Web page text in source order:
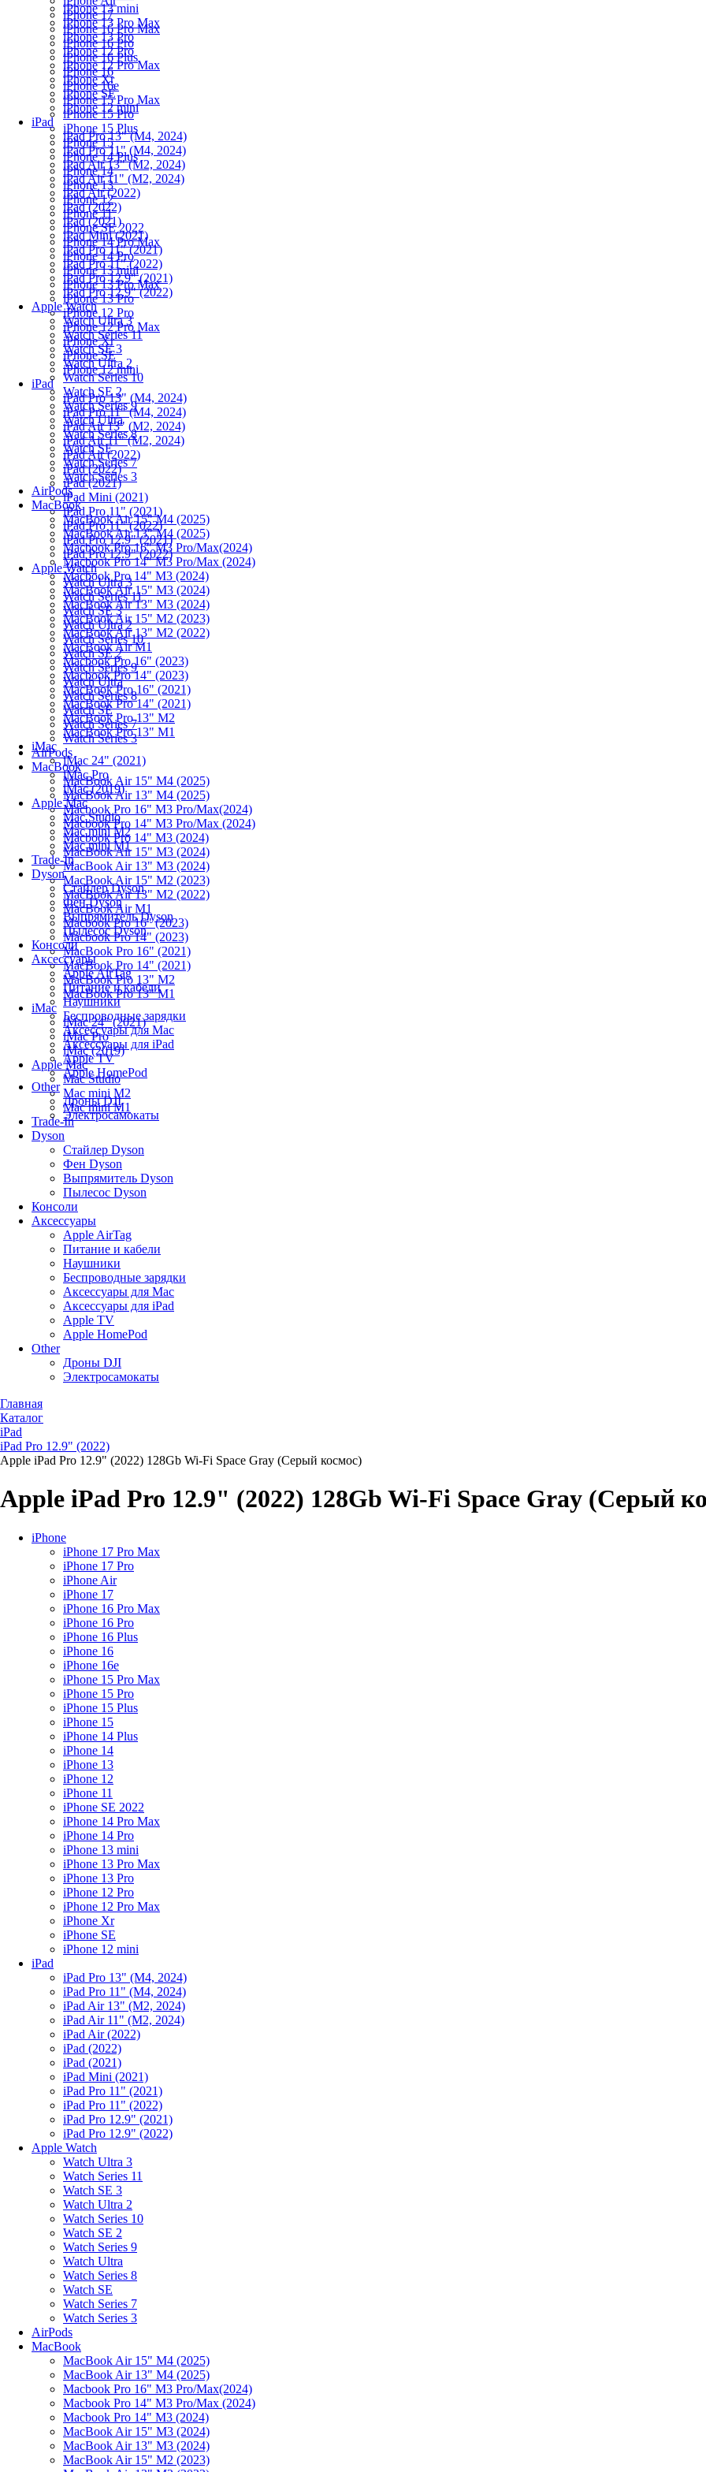
iPhone 13 mini
iPhone 13 Pro Max
iPhone 13 Pro
iPhone 12 Pro
iPhone 12 Pro Max
iPhone Xr
iPhone SE
iPhone 12 mini
iPad
iPad Pro 13" (M4, 2024)
iPad Pro 11" (M4, 2024)
iPad Air 13" (M2, 2024)
iPad Air 11" (M2, 2024)
iPad Air (2022)
iPad (2022)
iPad (2021)
iPad Mini (2021)
iPad Pro 11" (2021)
iPad Pro 11" (2022)
iPad Pro 12.9" (2021)
iPad Pro 12.9" (2022)
Apple Watch
Watch Ultra 3
Watch Series 11
Watch SE 3
Watch Ultra 2
Watch Series 10
Watch SE 2
Watch Series 9
Watch Ultra
Watch Series 8
Watch SE
Watch Series 7
Watch Series 3
AirPods
MacBook
MacBook Air 15" M4 (2025)
MacBook Air 13" M4 (2025)
Macbook Pro 16" M3 Pro/Max(2024)
Macbook Pro 14" M3 Pro/Max (2024)
Macbook Pro 14" M3 (2024)
MacBook Air 15" M3 (2024)
MacBook Air 13" M3 (2024)
MacBook Air 15" M2 (2023)
MacBook Air 13" M2 (2022)
MacBook Air M1
Macbook Pro 16" (2023)
Macbook Pro 14" (2023)
MacBook Pro 16" (2021)
MacBook Pro 14" (2021)
MacBook Pro 13" M2
MacBook Pro 13" M1
iMac
iMac 24" (2021)
iMac Pro
iMac (2019)
Apple Mac
Mac Studio
Mac mini M2
Mac mini M1
Trade-In
Dyson
Стайлер Dyson
Фен Dyson
Выпрямитель Dyson
Пылесос Dyson
Консоли
Аксессуары
Apple AirTag
Питание и кабели
Наушники
Беспроводные зарядки
Аксессуары для Mac
Аксессуары для iPad
Apple TV
Apple HomePod
Other
Дроны DJI
Электросамокаты
iPhone 17
iPhone 16 Pro Max
iPhone 16 Pro
iPhone 16 Plus
iPhone 16
iPhone 16e
iPhone 15 Pro Max
iPhone 15 Pro
iPhone 15 Plus
iPhone 15
iPhone 14 Plus
iPhone 14
iPhone 13
iPhone 12
iPhone 11
iPhone SE 2022
iPhone 14 Pro Max
iPhone 14 Pro
iPhone 13 mini
iPhone 13 Pro Max
iPhone 13 Pro
iPhone 12 Pro
iPhone 12 Pro Max
iPhone Xr
iPhone SE
iPhone 12 mini
iPad
iPad Pro 13" (M4, 2024)
iPad Pro 11" (M4, 2024)
iPad Air 13" (M2, 2024)
iPad Air 11" (M2, 2024)
iPad Air (2022)
iPad (2022)
iPad (2021)
iPad Mini (2021)
iPad Pro 11" (2021)
iPad Pro 11" (2022)
iPad Pro 12.9" (2021)
iPad Pro 12.9" (2022)
Apple Watch
Watch Ultra 3
Watch Series 11
Watch SE 3
Watch Ultra 2
Watch Series 10
Watch SE 2
Watch Series 9
Watch Ultra
Watch Series 8
Watch SE
Watch Series 7
Watch Series 3
AirPods
MacBook
MacBook Air 15" M4 (2025)
MacBook Air 13" M4 (2025)
Macbook Pro 16" M3 Pro/Max(2024)
Macbook Pro 14" M3 Pro/Max (2024)
Macbook Pro 14" M3 (2024)
MacBook Air 15" M3 (2024)
MacBook Air 13" M3 (2024)
MacBook Air 15" M2 (2023)
MacBook Air 13" M2 (2022)
MacBook Air M1
Macbook Pro 16" (2023)
Macbook Pro 14" (2023)
MacBook Pro 16" (2021)
MacBook Pro 14" (2021)
MacBook Pro 13" M2
MacBook Pro 13" M1
iMac
iMac 24" (2021)
iMac Pro
iMac (2019)
Apple Mac
Mac Studio
Mac mini M2
Mac mini M1
Trade-In
Dyson
Стайлер Dyson
Фен Dyson
Выпрямитель Dyson
Пылесос Dyson
Консоли
Аксессуары
Apple AirTag
Питание и кабели
Наушники
Беспроводные зарядки
Аксессуары для Mac
Аксессуары для iPad
Apple TV
Apple HomePod
Other
Дроны DJI
Электросамокаты
Главная
Каталог
iPad
iPad Pro 12.9" (2022)
Apple iPad Pro 12.9" (2022) 128Gb Wi-Fi Space Gray (Серый космос)
Apple iPad Pro 12.9" (2022) 128Gb Wi-Fi Space Gray (Серый
iPhone
iPhone 17 Pro Max
iPhone 17 Pro
iPhone Air
iPhone 17
iPhone 16 Pro Max
iPhone 16 Pro
iPhone 16 Plus
iPhone 16
iPhone 16e
iPhone 15 Pro Max
iPhone 15 Pro
iPhone 15 Plus
iPhone 15
iPhone 14 Plus
iPhone 14
iPhone 13
iPhone 12
iPhone 11
iPhone SE 2022
iPhone 14 Pro Max
iPhone 14 Pro
iPhone 13 mini
iPhone 13 Pro Max
iPhone 13 Pro
iPhone 12 Pro
iPhone 12 Pro Max
iPhone Xr
iPhone SE
iPhone 12 mini
iPad
iPad Pro 13" (M4, 2024)
iPad Pro 11" (M4, 2024)
iPad Air 13" (M2, 2024)
iPad Air 11" (M2, 2024)
iPad Air (2022)
iPad (2022)
iPad (2021)
iPad Mini (2021)
iPad Pro 11" (2021)
iPad Pro 11" (2022)
iPad Pro 12.9" (2021)
iPad Pro 12.9" (2022)
Apple Watch
Watch Ultra 3
Watch Series 11
Watch SE 3
Watch Ultra 2
Watch Series 10
Watch SE 2
Watch Series 9
Watch Ultra
Watch Series 8
Watch SE
Watch Series 7
Watch Series 3
AirPods
MacBook
MacBook Air 15" M4 (2025)
MacBook Air 13" M4 (2025)
Macbook Pro 16" M3 Pro/Max(2024)
Macbook Pro 14" M3 Pro/Max (2024)
Macbook Pro 14" M3 (2024)
MacBook Air 15" M3 (2024)
MacBook Air 13" M3 (2024)
MacBook Air 15" M2 (2023)